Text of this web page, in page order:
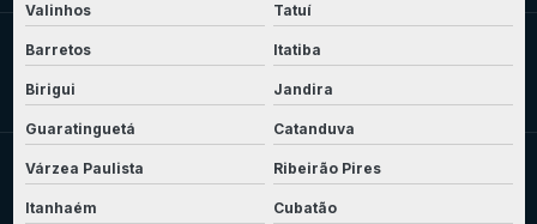
Valinhos Tatuí
Barretos Itatiba
Birigui Jandira
Guaratinguetá Catanduva
Várzea Paulista Ribeirão Pires
Itanhaém Cubatão